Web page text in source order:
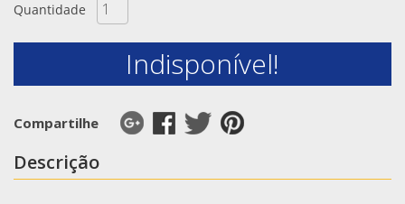
Quantidade
Indisponível!
Compartilhe
Descrição